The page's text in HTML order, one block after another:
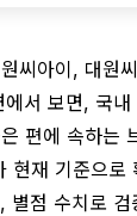
씨아이, 대원
서 보면, 국
편에 속하는
현재 기준으로
별점 수치로